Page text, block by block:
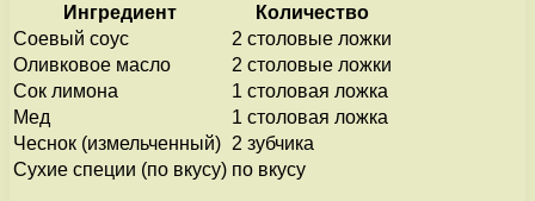
Ингредиент
Количество
Соевый соус
2 столовые ложки
Оливковое масло
2 столовые ложки
Сок лимона
1 столовая ложка
Мед
1 столовая ложка
Чеснок (измельченный) 2 зубчика
Сухие специи (по вкусу) по вкусу